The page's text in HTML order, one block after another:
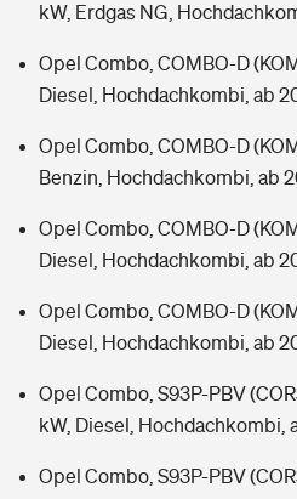
kW, Erdgas NG,
Opel Combo, COMBO-D
Diesel, Hochdachkombi, ab
Opel Combo, COMBO-D
Benzin, Hochdachkombi, ab
Opel Combo, COMBO-D
Diesel, Hochdachkombi, ab
Opel Combo, COMBO-D
Diesel, Hochdachkombi, ab
Opel Combo, S93P-PBV
kW, Diesel, Hochdachkombi,
Opel Combo, S93P-PBV